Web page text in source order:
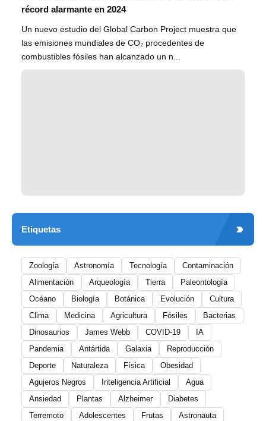
récord alarmante en 2024
Un nuevo estudio del Global Carbon Project muestra que
las emisiones mundiales de CO₂ procedentes de
combustibles fósiles han alcanzado un n...
Etiquetas
Zoología Astronomía Tecnología
Contaminación
Alimentación
Arqueología Tierra
Paleontología
Océano
Biología Botánica Evolución
Cultura
Clima
Medicina Agricultura Fósiles
Bacterias
Dinosaurios
James Webb COVID-19
IA
Pandemia
Antártida Galaxia
Reproducción
Deporte
Naturaleza Física
Obesidad
Agujeros Negros
Inteligencia Artificial
Agua
Ansiedad
Plantas Alzheimer
Diabetes
Terremoto
Adolescentes Frutas
Astronauta